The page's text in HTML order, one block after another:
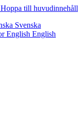
Hoppa till huvudinnehåll
Svenska
English